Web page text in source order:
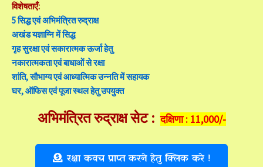
विशेषताएँ:
5 सिद्ध एवं अभिमंत्रित रुद्राक्ष
अखंड यज्ञाग्नि में सिद्ध
गृह सुरक्षा एवं सकारात्मक ऊर्जा हेतु
नकारात्मकता एवं बाधाओं से रक्षा
शांति, सौभाग्य एवं आध्यात्मिक उन्नति में सहायक
घर, ऑफिस एवं पूजा स्थल हेतु उपयुक्त
अभिमंत्रित रुद्राक्ष सेट : दक्षिणा : 11,000/-
रक्षा कवच प्राप्त करने हेतु क्लिक करे !